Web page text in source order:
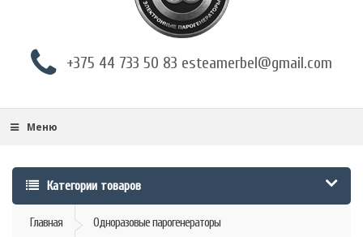
+375 44 733 50 83 esteamerbel@gmail.com
Меню
Категории товаров
Главная Одноразовые парогенераторы